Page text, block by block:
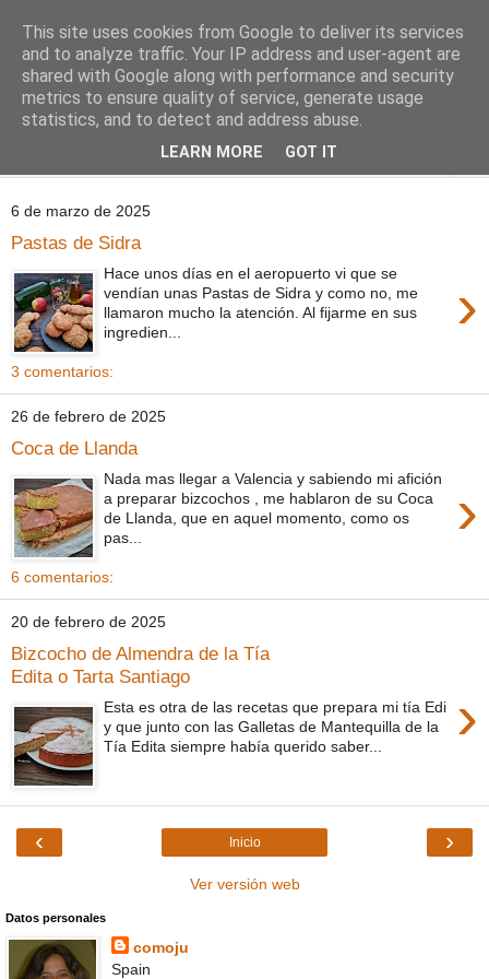
Comoju
La Cocina del Día a Día y el día a día de la Gastronomía
6 de marzo de 2025
Pastas de Sidra
›
Hace unos días en el aeropuerto vi que se
vendían unas Pastas de Sidra y como no, me
llamaron mucho la atención. Al fijarme en sus
ingredien...
3 comentarios:
26 de febrero de 2025
Coca de Llanda
›
Nada mas llegar a Valencia y sabiendo mi afición
a preparar bizcochos , me hablaron de su Coca
de Llanda, que en aquel momento, como os
pas...
6 comentarios:
20 de febrero de 2025
Bizcocho de Almendra de la Tía
Edita o Tarta Santiago
›
Esta es otra de las recetas que prepara mi tía Edi
y que junto con las Galletas de Mantequilla de la
Tía Edita siempre había querido saber...
‹ ›
Inicio
Ver versión web
Datos personales
comoju
Spain
This site uses cookies from Google to deliver its services
and to analyze traffic. Your IP address and user-agent are
shared with Google along with performance and security
metrics to ensure quality of service, generate usage
statistics, and to detect and address abuse.
LEARN MORE GOT IT